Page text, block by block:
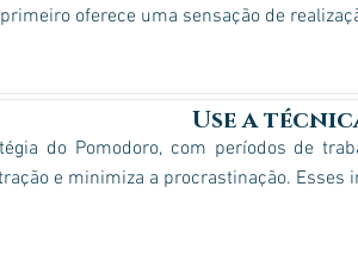
oferece uma sensação de
Use a
do Pomodoro, com períodos de
e minimiza a procrastinação.